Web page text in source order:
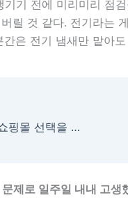
기기 전에 미리미리 점
릴 것 같다. 전기라는
간은 전기 냄새만 맡아
실패 없는 전기자재쇼핑몰 선택을 위한 현실적인 조언
제로 일주일 내내 고생